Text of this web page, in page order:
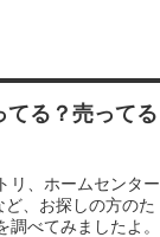
てる？売ってる
リ、ホームセンター
、お探しの方のた
べてみましたよ。